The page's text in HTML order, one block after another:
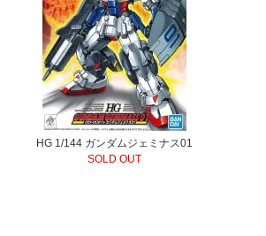
HG 1/144 ガンダムジェミナス01
SOLD OUT